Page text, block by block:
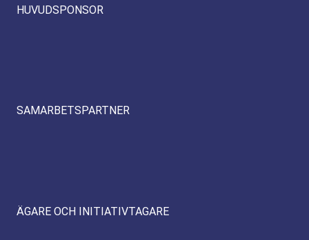
HUVUDSPONSOR
SAMARBETSPARTNER
ÄGARE OCH INITIATIVTAGARE